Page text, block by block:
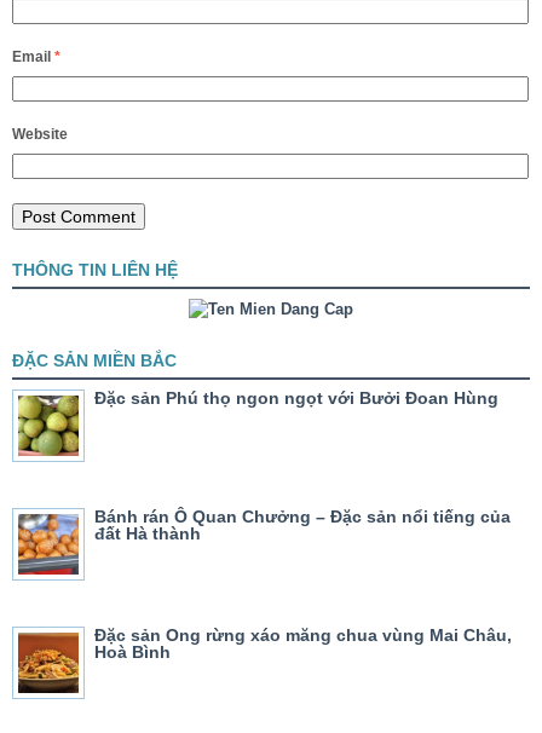
Email *
Website
THÔNG TIN LIÊN HỆ
ĐẶC SẢN MIỀN BẮC
Đặc sản Phú thọ ngon ngọt với Bưởi Đoan Hùng
Bánh rán Ô Quan Chưởng – Đặc sản nổi tiếng của
đất Hà thành
Đặc sản Ong rừng xáo măng chua vùng Mai Châu,
Hoà Bình